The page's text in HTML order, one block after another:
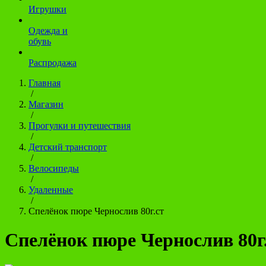
Игрушки
Одежда и
обувь
Распродажа
Главная
/
Магазин
/
Прогулки и путешествия
/
Детский транспорт
/
Велосипеды
/
Удаленные
/
Спелёнок пюре Чернослив 80г.ст
Спелёнок пюре Чернослив